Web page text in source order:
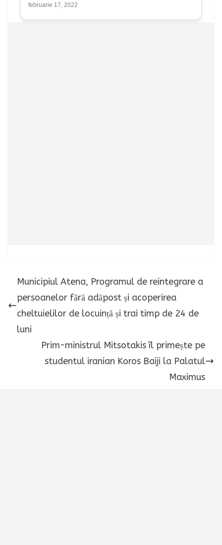
februarie 17, 2022
Municipiul Atena, Programul de reintegrare a
persoanelor fără adăpost și acoperirea
cheltuielilor de locuință și trai timp de 24 de
luni
Prim-ministrul Mitsotakis îl primește pe
studentul iranian Koros Baiji la Palatul
Maximus